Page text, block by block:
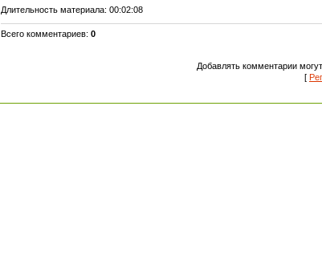
Длительность материала: 00:02:08
Всего комментариев: 0
Добавлять комментарии
[